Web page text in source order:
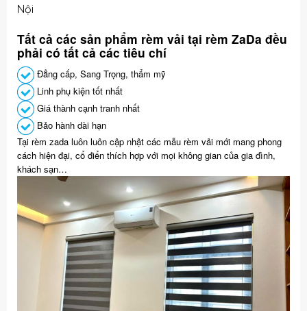
Nội
Tất cả các sản phẩm rèm vải tại rèm ZaDa đều
phải có tất cả các tiêu chí
Đẳng cấp, Sang Trọng, thẩm mỹ
Linh phụ kiện tốt nhất
Giá thành cạnh tranh nhất
Bảo hành dài hạn
Tại rèm zada luôn luôn cập nhật các mẫu rèm vải mới mang phong
cách hiện đại, cổ điển thích hợp với mọi không gian của gia đình,
khách sạn…